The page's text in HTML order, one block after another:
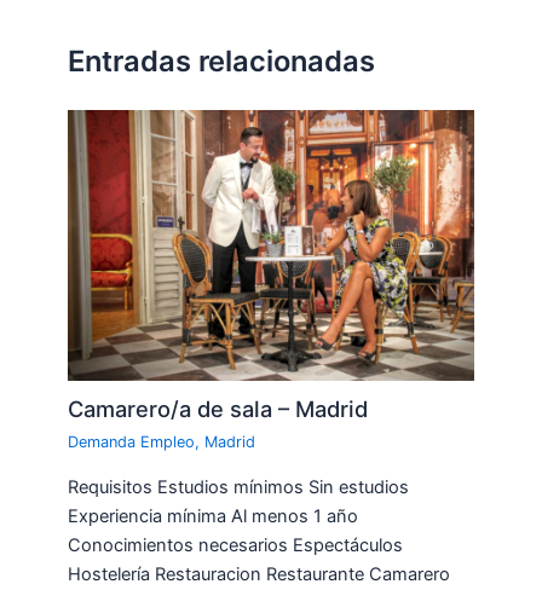
Entradas relacionadas
Camarero/a de sala – Madrid
Demanda Empleo, Madrid
Requisitos Estudios mínimos Sin estudios
Experiencia mínima Al menos 1 año
Conocimientos necesarios Espectáculos
Hostelería Restauracion Restaurante Camarero